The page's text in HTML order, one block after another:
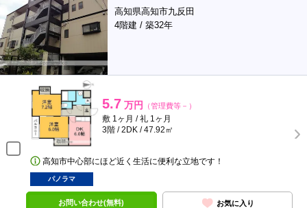
高知県高知市九反田
4階建 / 築32年
5.7 万円 （管理費等－）
敷 1ヶ月 / 礼 1ヶ月
3階 / 2DK / 47.92㎡
高知市中心部にほど近く生活に便利な立地です！
パノラマ
お問い合わせ(無料) お気に入り